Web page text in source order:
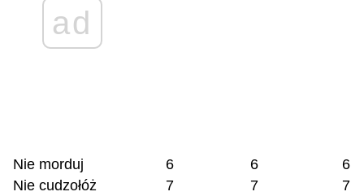
ad
Nie morduj 6 6
6
Nie cudzołóż
7 7
7